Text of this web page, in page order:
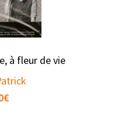
à fleur de vie
€